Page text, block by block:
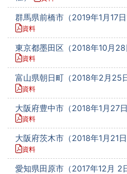
群馬県前橋市（2019年1月17
資料
東京都墨田区（2018年10月28
資料
富山県朝日町（2018年2月25
資料
大阪府豊中市（2018年1月27
資料
大阪府茨木市（2018年1月21
資料
愛知県田原市（2017年12月 2